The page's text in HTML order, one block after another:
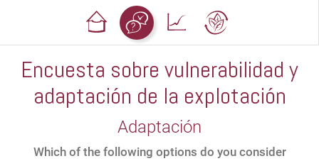
Encuesta sobre vulnerabilidad y
adaptación de la explotación
Adaptación
Which of the following options do you consider